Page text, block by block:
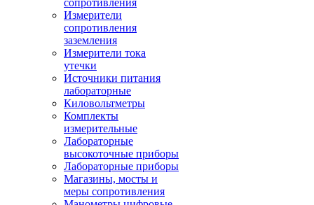
сопротивления
Измерители
сопротивления
заземления
Измерители тока
утечки
Источники питания
лабораторные
Киловольтметры
Комплекты
измерительные
Лабораторные
высокоточные приборы
Лабораторные приборы
Магазины, мосты и
меры сопротивления